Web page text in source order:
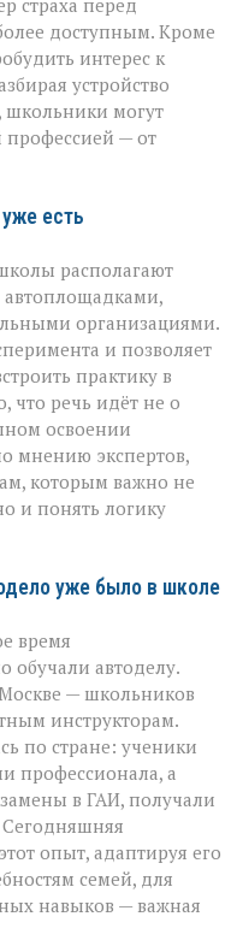
страха перед
доступным. Кроме
интерес к
устройство
могут
профессией — от
есть
располагают
организациями.
и позволяет
практику в
что речь идёт не о
освоении
мнению экспертов,
которым важно не
и понять логику
уже было в школе
время
обучали автоделу.
— школьников
инструкторам.
по стране: ученики
профессионала, а
в ГАИ, получали
опыт, адаптируя его
семей, для
навыков — важная